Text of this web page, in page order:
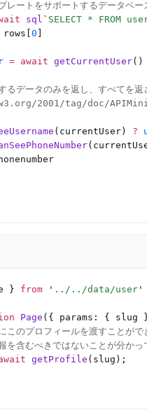
レートをサポートするデータベ
sql ` SELECT * FROM
rows[ 0
= await getCurrentUser()
るデータのみを返し、すべてを返
2001/tag/doc/
(currentUser) ?
} from ' ../../data/user '
Page ({ params: {
このプロフィールを渡すことがで
を含むべきではないことが分かっ
getProfile (slug);